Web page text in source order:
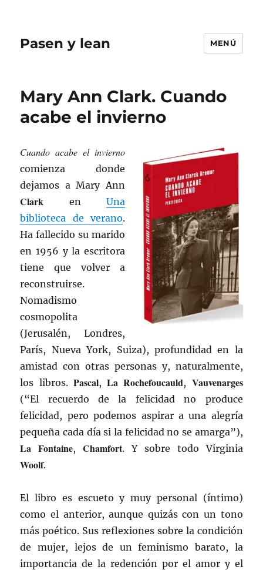
Pasen y lean MENÚ
Mary Ann Clark. Cuando
acabe el invierno
Cuando acabe el invierno
comienza donde
dejamos a Mary Ann
Clark en Una
biblioteca de verano.
Ha fallecido su marido
en 1956 y la escritora
tiene que volver a
reconstruirse.
Nomadismo
cosmopolita
(Jerusalén, Londres,
París, Nueva York, Suiza), profundidad en la
amistad con otras personas y, naturalmente,
los libros. Pascal,La Rochefoucauld, Vauvenarges
(“El recuerdo de la felicidad no produce
felicidad, pero podemos aspirar a una alegría
pequeña cada día si la felicidad no se amarga”),
La Fontaine,Chamfort. Y sobre todo Virginia
Woolf.
El libro es escueto y muy personal (íntimo)
como el anterior, aunque quizás con un tono
más poético. Sus reflexiones sobre la condición
de mujer, lejos de un feminismo barato, la
importancia de la redención por el amor y el